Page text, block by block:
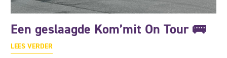
Een geslaagde Kom’mit On Tour 🚌
LEES VERDER